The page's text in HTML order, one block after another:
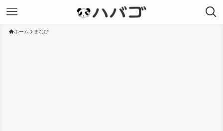
ホーム まなび